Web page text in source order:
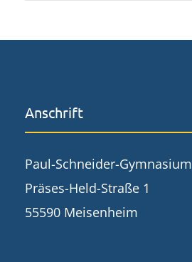
Anschrift
Paul-Schneider-Gymnasium
Präses-Held-Straße 1
55590 Meisenheim